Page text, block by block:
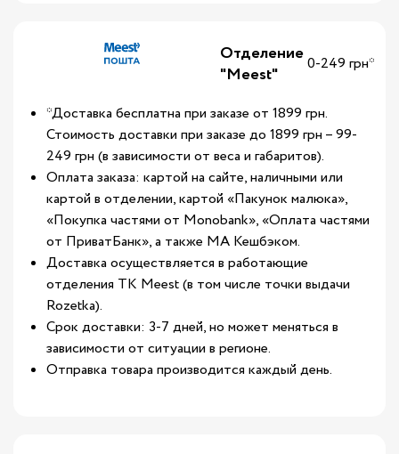
Отделение
"Meest"
0-249 грн*
*Доставка бесплатна при заказе от 1899 грн.
Стоимость доставки при заказе до 1899 грн – 99-
249 грн (в зависимости от веса и габаритов).
Оплата заказа: картой на сайте, наличными или
картой в отделении, картой «Пакунок малюка»,
«Покупка частями от Monobank», «Оплата частями
от ПриватБанк», а также МА Кешбэком.
Доставка осуществляется в работающие
отделения ТК Meest (в том числе точки выдачи
Rozetka).
Срок доставки: 3-7 дней, но может меняться в
зависимости от ситуации в регионе.
Отправка товара производится каждый день.